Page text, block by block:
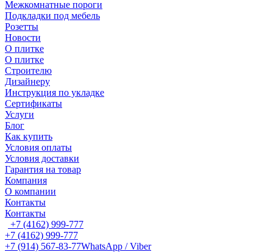
Межкомнатные пороги
Подкладки под мебель
Розетты
Новости
О плитке
О плитке
Строителю
Дизайнеру
Инструкция по укладке
Сертификаты
Услуги
Блог
Как купить
Условия оплаты
Условия доставки
Гарантия на товар
Компания
О компании
Контакты
Контакты
+7 (4162) 999-777
+7 (4162) 999-777
+7 (914) 567-83-77WhatsApp / Viber